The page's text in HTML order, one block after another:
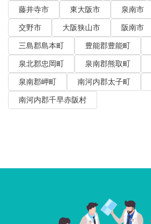
藤井寺市
東大阪市 泉南市
交野市
大阪狭山市
阪南市
三島郡島本町
豊能郡豊能町
泉北郡忠岡町
泉南郡熊取町
泉南郡岬町
南河内郡太子町
南河内郡千早赤阪村